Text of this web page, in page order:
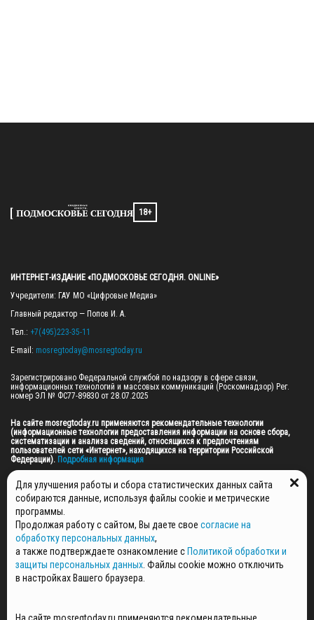
18+
ИНТЕРНЕТ-ИЗДАНИЕ «ПОДМОСКОВЬЕ СЕГОДНЯ. ONLINE»
Учредители: ГАУ МО «Цифровые Медиа»
Главный редактор — Попов И. А.
Тел.: +7(495)223-35-11
E-mail: mosregtoday@mosregtoday.ru
Зарегистрировано Федеральной службой по надзору в сфере связи,
информационных технологий и массовых коммуникаций (Роскомнадзор) Рег.
номер ЭЛ № ФС77-89830 от 28.07.2025
На сайте mosregtoday.ru применяются рекомендательные технологии
(информационные технологии предоставления информации на основе сбора,
систематизации и анализа сведений, относящихся к предпочтениям
пользователей сети «Интернет», находящихся на территории Российской
Федерации). Подробная информация
© 2026 ПРАВА НА ВСЕ МАТЕРИАЛЫ САЙТА ПРИНАДЛЕЖАТ ГАУ МО "ЦИФРОВЫЕ
МЕДИА" (ОГРН: 1255000059467).
ПОЛИТИКА ОБРАБОТКИ И ЗАЩИТЫ ПЕРСОНАЛЬНЫХ ДАННЫХ
НОВОСТИ
ГАЗЕТЫ
РЕКЛАМОДАТЕЛЯМ
Для улучшения работы и сбора статистических данных сайта
собираются данные, используя файлы cookie и метрические
программы.
Продолжая работу с сайтом, Вы даете свое согласие на
обработку персональных данных,
а также подтверждаете ознакомление с Политикой обработки и
защиты персональных данных . Файлы cookie можно отключить
в настройках Вашего браузера.